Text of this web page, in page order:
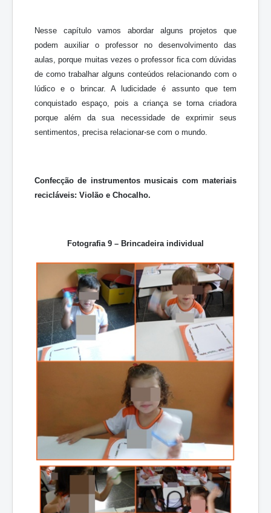
Nesse capítulo vamos abordar alguns projetos que
podem auxiliar o professor no desenvolvimento das
aulas, porque muitas vezes o professor fica com dúvidas
de como trabalhar alguns conteúdos relacionando com o
lúdico e o brincar. A ludicidade é assunto que tem
conquistado espaço, pois a criança se torna criadora
porque além da sua necessidade de exprimir seus
sentimentos, precisa relacionar-se com o mundo.
Confecção de instrumentos musicais com materiais
recicláveis: Violão e Chocalho.
Fotografia 9 – Brincadeira individual